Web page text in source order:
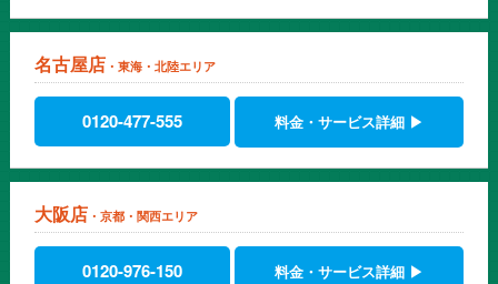
名古屋店 ・東海・北陸エリア
0120-477-555 料金・サービス詳細 ▶
大阪店 ・京都・関西エリア
0120-976-150 料金・サービス詳細 ▶